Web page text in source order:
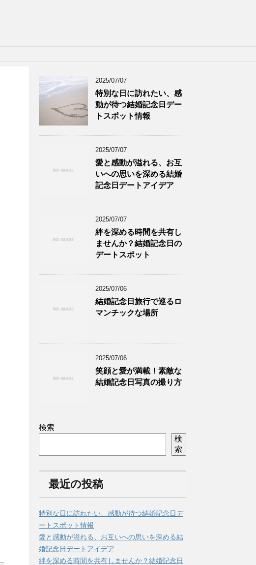
2025/07/07
特別な日に訪れたい、感
動が待つ結婚記念日デー
トスポット情報
2025/07/07
愛と感動が溢れる、お互
いへの思いを深める結婚
記念日デートアイデア
2025/07/07
絆を深める時間を共有し
ませんか？結婚記念日の
デートスポット
2025/07/06
結婚記念日旅行で巡るロ
マンチックな場所
2025/07/06
笑顔と愛が満載！素敵な
結婚記念日写真の撮り方
検索
検
索
最近の投稿
特別な日に訪れたい、感動が待つ結婚記念日デ
ートスポット情報
愛と感動が溢れる、お互いへの思いを深める結
婚記念日デートアイデア
絆を深める時間を共有しませんか？結婚記念日